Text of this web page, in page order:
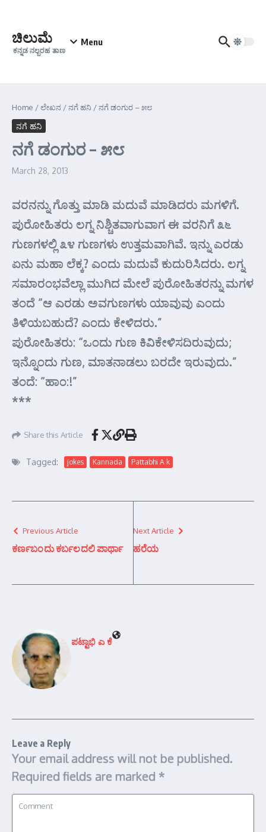
ಚಿಲುಮೆ
ಕನ್ನಡ ನಲ್ಬರಹ ತಾಣ
Menu
Home /ಲೇಖನ /ನಗೆ ಹನಿ /ನಗೆ ಡಂಗುರ – ೫೮
ನಗೆ ಹನಿ
ನಗೆ ಡಂಗುರ – ೫೮
March 28, 2013
ವರನನ್ನು ಗೊತ್ತು ಮಾಡಿ ಮದುವೆ ಮಾಡಿದರು ಮಗಳಿಗೆ.
ಪುರೋಹಿತರು ಲಗ್ನ ನಿಶ್ಚಿತವಾಗುವಾಗ ಈ ವರನಿಗೆ ೩೬
ಗುಣಗಳಲ್ಲಿ ೩೪ ಗುಣಗಳು ಉತ್ತಮವಾಗಿವೆ. ಇನ್ನು ಎರಡು
ಏನು ಮಹಾ ಲೆಕ್ಕ? ಎಂದು ಮದುವೆ ಕುದುರಿಸಿದರು. ಲಗ್ನ
ಸಮಾರಂಭವೆಲ್ಲಾ ಮುಗಿದ ಮೇಲೆ ಪುರೋಹಿತರನ್ನು ಮಗಳ
ತಂದೆ “ಆ ಎರಡು ಅವಗುಣಗಳು ಯಾವುವು ಎಂದು
ತಿಳಿಯಬಹುದೆ? ಎಂದು ಕೇಳಿದರು.”
ಪುರೋಹಿತರು: “ಒಂದು ಗುಣ ಕಿವಿಕೇಳಿಸದಿರುವುದು;
ಇನ್ನೊಂದು ಗುಣ, ಮಾತನಾಡಲು ಬರದೇ ಇರುವುದು.”
ತಂದೆ: “ಹಾಂ:!”
***
Share this Article
Tagged: jokes Kannada Pattabhi A k
Previous Article
ಕರ್ಣಬಂದು ಕರ್ಬಲದಲಿ ಪಾರ್ಥಾ
Next Article
ಹರೆಯ
ಪಟ್ಟಾಭಿ ಎ ಕೆ
Leave a Reply
Your email address will not be published.
Required fields are marked *